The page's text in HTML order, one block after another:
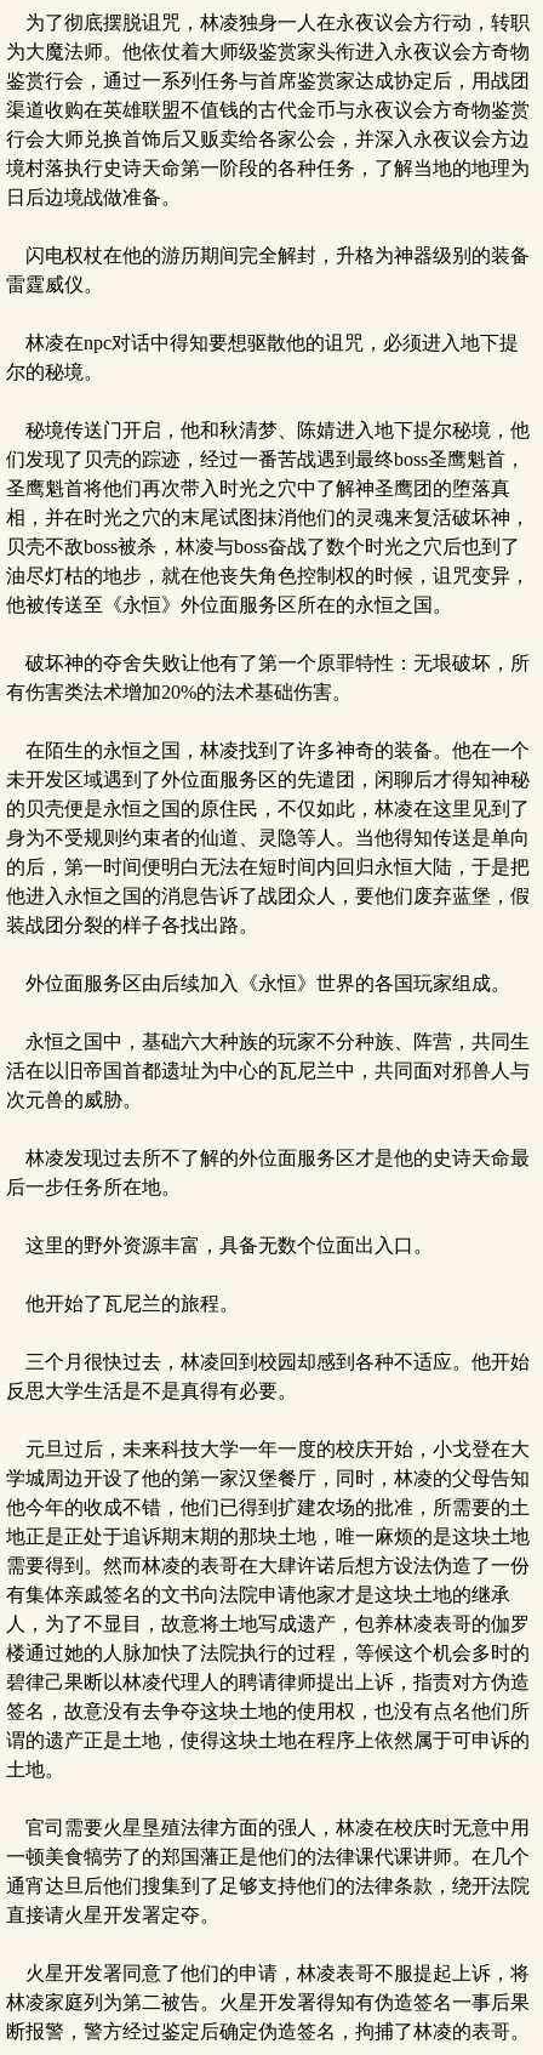
为了彻底摆脱诅咒，林凌独身一人在永夜议会方行动，转职
为大魔法师。他依仗着大师级鉴赏家头衔进入永夜议会方奇物
鉴赏行会，通过一系列任务与首席鉴赏家达成协定后，用战团
渠道收购在英雄联盟不值钱的古代金币与永夜议会方奇物鉴赏
行会大师兑换首饰后又贩卖给各家公会，并深入永夜议会方边
境村落执行史诗天命第一阶段的各种任务，了解当地的地理为
日后边境战做准备。
闪电权杖在他的游历期间完全解封，升格为神器级别的装备
雷霆威仪。
林凌在npc对话中得知要想驱散他的诅咒，必须进入地下提
尔的秘境。
秘境传送门开启，他和秋清梦、陈婧进入地下提尔秘境，他
们发现了贝壳的踪迹，经过一番苦战遇到最终boss圣鹰魁首，
圣鹰魁首将他们再次带入时光之穴中了解神圣鹰团的堕落真
相，并在时光之穴的末尾试图抹消他们的灵魂来复活破坏神，
贝壳不敌boss被杀，林凌与boss奋战了数个时光之穴后也到了
油尽灯枯的地步，就在他丧失角色控制权的时候，诅咒变异，
他被传送至《永恒》外位面服务区所在的永恒之国。
破坏神的夺舍失败让他有了第一个原罪特性：无垠破坏，所
有伤害类法术增加20%的法术基础伤害。
在陌生的永恒之国，林凌找到了许多神奇的装备。他在一个
未开发区域遇到了外位面服务区的先遣团，闲聊后才得知神秘
的贝壳便是永恒之国的原住民，不仅如此，林凌在这里见到了
身为不受规则约束者的仙道、灵隐等人。当他得知传送是单向
的后，第一时间便明白无法在短时间内回归永恒大陆，于是把
他进入永恒之国的消息告诉了战团众人，要他们废弃蓝堡，假
装战团分裂的样子各找出路。
外位面服务区由后续加入《永恒》世界的各国玩家组成。
永恒之国中，基础六大种族的玩家不分种族、阵营，共同生
活在以旧帝国首都遗址为中心的瓦尼兰中，共同面对邪兽人与
次元兽的威胁。
林凌发现过去所不了解的外位面服务区才是他的史诗天命最
后一步任务所在地。
这里的野外资源丰富，具备无数个位面出入口。
他开始了瓦尼兰的旅程。
三个月很快过去，林凌回到校园却感到各种不适应。他开始
反思大学生活是不是真得有必要。
元旦过后，未来科技大学一年一度的校庆开始，小戈登在大
学城周边开设了他的第一家汉堡餐厅，同时，林凌的父母告知
他今年的收成不错，他们已得到扩建农场的批准，所需要的土
地正是正处于追诉期末期的那块土地，唯一麻烦的是这块土地
需要得到。然而林凌的表哥在大肆许诺后想方设法伪造了一份
有集体亲戚签名的文书向法院申请他家才是这块土地的继承
人，为了不显目，故意将土地写成遗产，包养林凌表哥的伽罗
楼通过她的人脉加快了法院执行的过程，等候这个机会多时的
碧律己果断以林凌代理人的聘请律师提出上诉，指责对方伪造
签名，故意没有去争夺这块土地的使用权，也没有点名他们所
谓的遗产正是土地，使得这块土地在程序上依然属于可申诉的
土地。
官司需要火星垦殖法律方面的强人，林凌在校庆时无意中用
一顿美食犒劳了的郑国藩正是他们的法律课代课讲师。在几个
通宵达旦后他们搜集到了足够支持他们的法律条款，绕开法院
直接请火星开发署定夺。
火星开发署同意了他们的申请，林凌表哥不服提起上诉，将
林凌家庭列为第二被告。火星开发署得知有伪造签名一事后果
断报警，警方经过鉴定后确定伪造签名，拘捕了林凌的表哥。